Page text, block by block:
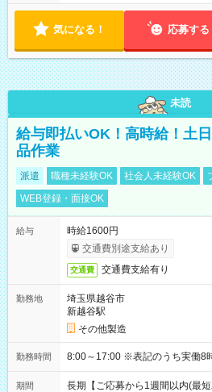
気になる！ 応募する
未読
給与即払いOK！高時給！土
品作業
派遣 職種未経験OK 社会人未経験OK
WEB登録・面接OK
給与
時給1600円
交通費別途支給あり
交通費 交通費支給有り
勤務地
埼玉県越谷市
新越谷駅
その他製造
勤務時間 8:00～17:00 ※表記のうち実
期間
長期【ご応募から1週間以内(最